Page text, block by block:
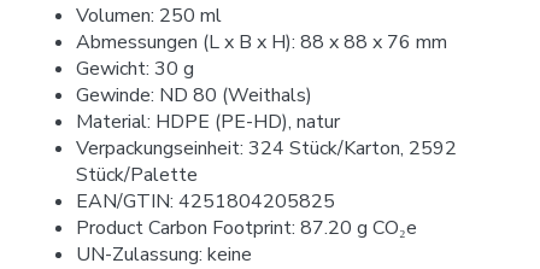
Volumen: 250 ml
Abmessungen (L x B x H): 88 x 88 x 76 mm
Gewicht: 30 g
Gewinde: ND 80 (Weithals)
Material: HDPE (PE-HD), natur
Verpackungseinheit: 324 Stück/Karton, 2592
Stück/Palette
EAN/GTIN: 4251804205825
Product Carbon Footprint: 87.20 g CO₂e
UN-Zulassung: keine